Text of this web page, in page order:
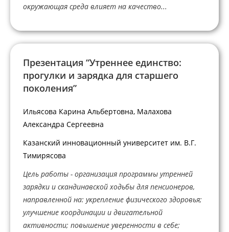
окружающая среда влияет на качество...
Презентация “Утреннее единство:
прогулки и зарядка для старшего
поколения”
Ильясова Карина Альбертовна, Малахова
Александра Сергеевна
Казанский инновационный университет им. В.Г.
Тимирясова
Цель работы - организация программы утренней
зарядки и скандинавской ходьбы для пенсионеров,
направленной на: укрепление физического здоровья;
улучшение координации и двигательной
активности; повышение уверенности в себе;